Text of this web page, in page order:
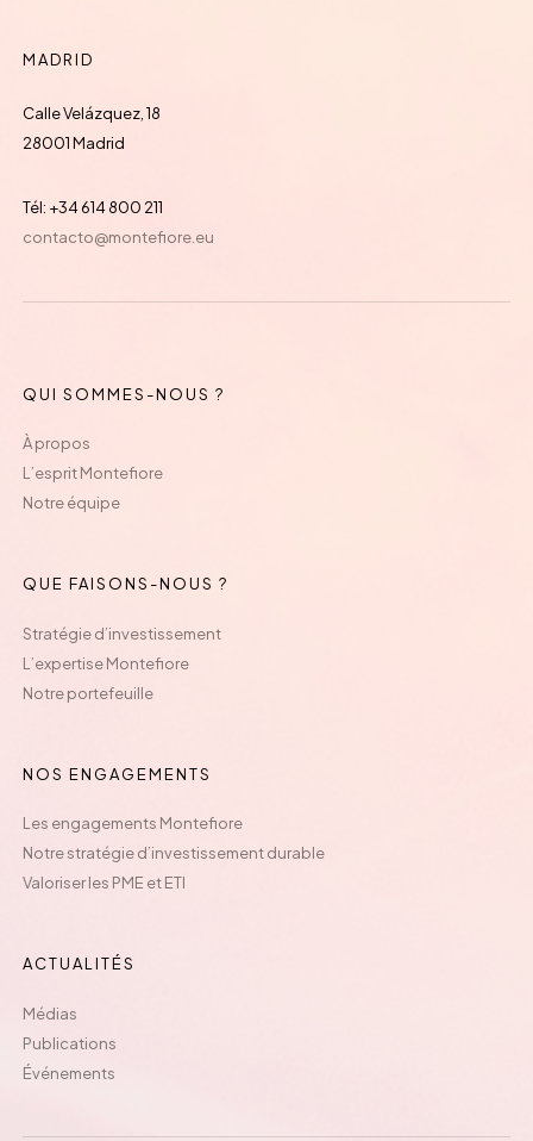
MADRID
Calle Velázquez, 18
28001 Madrid
Tél: +34 614 800 211
contacto@montefiore.eu
QUI SOMMES-NOUS ?
À propos
L’esprit Montefiore
Notre équipe
QUE FAISONS-NOUS ?
Stratégie d’investissement
L’expertise Montefiore
Notre portefeuille
NOS ENGAGEMENTS
Les engagements Montefiore
Notre stratégie d’investissement durable
Valoriser les PME et ETI
ACTUALITÉS
Médias
Publications
Événements